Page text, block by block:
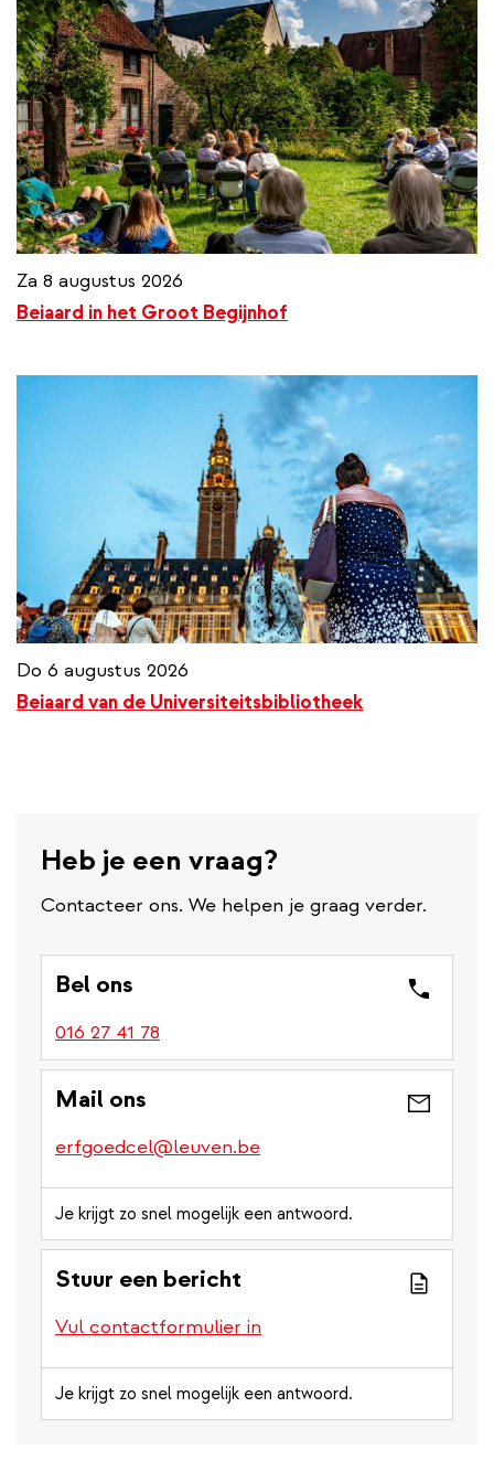
Za 8 augustus 2026
Beiaard in het Groot Begijnhof
Do 6 augustus 2026
Beiaard van de Universiteitsbibliotheek
Heb je een vraag?
Contacteer ons. We helpen je graag verder.
Bel ons
016 27 41 78
Mail ons
erfgoedcel@leuven.be
Je krijgt zo snel mogelijk een antwoord.
Stuur een bericht
Vul contactformulier in
Je krijgt zo snel mogelijk een antwoord.